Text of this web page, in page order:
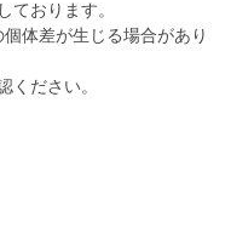
ております。
体差が生じる場合があり
ください。